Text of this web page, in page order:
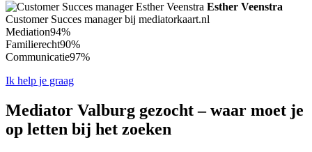
Esther Veenstra
Customer Succes manager bij mediatorkaart.nl
Mediation94%
Familierecht90%
Communicatie97%
Ik help je graag
Mediator Valburg gezocht – waar moet je
op letten bij het zoeken